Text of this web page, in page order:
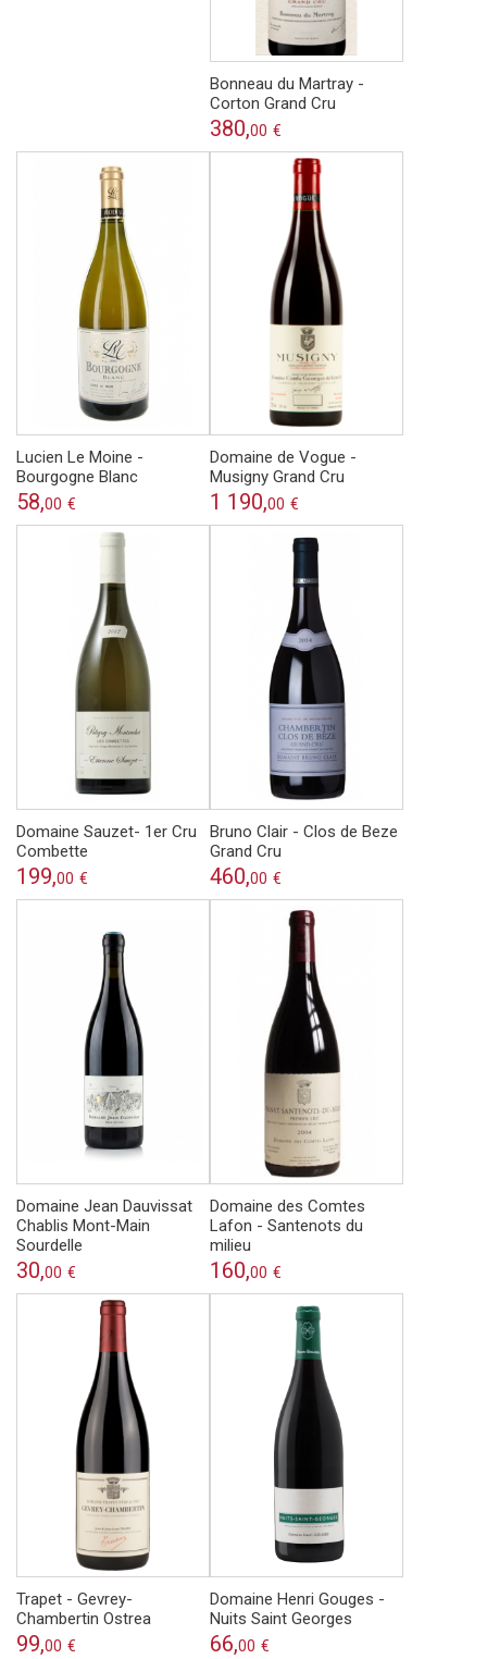
Bonneau du Martray -
Corton Grand Cru
380,00 €
Lucien Le Moine -
Bourgogne Blanc
58,00 €
Domaine de Vogue -
Musigny Grand Cru
1 190,00 €
Domaine Sauzet- 1er Cru
Combette
199,00 €
Bruno Clair - Clos de Beze
Grand Cru
460,00 €
Domaine Jean Dauvissat
Chablis Mont-Main
Sourdelle
30,00 €
Domaine des Comtes
Lafon - Santenots du
milieu
160,00 €
Trapet - Gevrey-
Chambertin Ostrea
99,00 €
Domaine Henri Gouges -
Nuits Saint Georges
66,00 €